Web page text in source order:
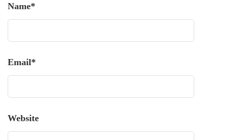
Name*
Email*
Website